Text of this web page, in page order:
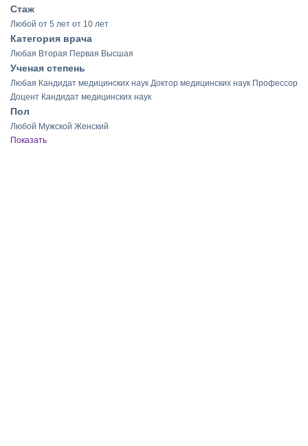
Стаж
Любой от 5 лет от 10 лет
Категория врача
Любая Вторая Первая Высшая
Ученая степень
Любая Кандидат медицинских наук Доктор медицинских наук Профессор
Доцент Кандидат медицинских наук
Пол
Любой Мужской Женский
Показать